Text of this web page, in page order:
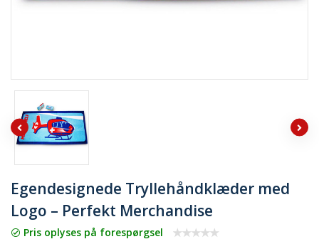
Egendesignede Tryllehåndklæder med
Logo – Perfekt Merchandise
Pris oplyses på forespørgsel